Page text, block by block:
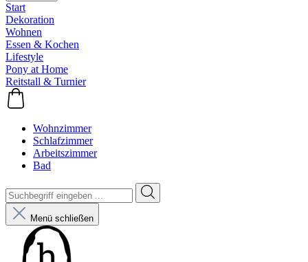
Start
Dekoration
Wohnen
Essen & Kochen
Lifestyle
Pony at Home
Reitstall & Turnier
Wohnzimmer
Schlafzimmer
Arbeitszimmer
Bad
Menü schließen